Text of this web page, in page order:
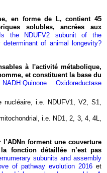
en forme de L, contient 45
solubles, ancrées aux
Is the NDUFV2 subunit of the
of animal longevity?
à l'activité métabolique,
et constituent la base du
Oxidoreductase
i.e. NDUFV1, V2, S1,
i.e. ND1, 2, 3, 4, 4L,
forment une couverture
fonction détaillée n’est pas
subunits and assembly
of pathway evolution 2016 et